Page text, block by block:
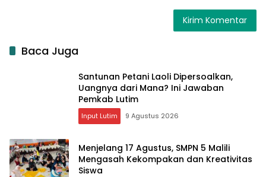
Baca Juga
Santunan Petani Laoli Dipersoalkan,
Uangnya dari Mana? Ini Jawaban
Pemkab Lutim
Input Lutim 9 Agustus 2026
Menjelang 17 Agustus, SMPN 5 Malili
Mengasah Kekompakan dan Kreativitas
Siswa